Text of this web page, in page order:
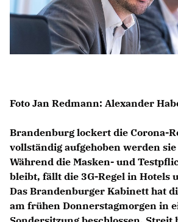
CDU
CDU Potsdam
Foto Jan Redmann: Alexander
Brandenburg lockert die Corona-
vollständig aufgehoben werden
Während die Masken- und
bleibt, fällt die 3G-Regel in Hotels
Das Brandenburger Kabinett hat
am frühen Donnerstagmorgen in